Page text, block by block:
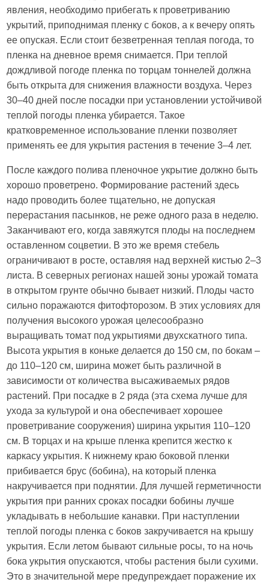
явления, необходимо прибегать к проветриванию
укрытий, приподнимая пленку с боков, а к вечеру опять
ее опуская. Если стоит безветренная теплая погода, то
пленка на дневное время снимается. При теплой
дождливой погоде пленка по торцам тоннелей должна
быть открыта для снижения влажности воздуха. Через
30–40 дней после посадки при установлении устойчивой
теплой погоды пленка убирается. Такое
кратковременное использование пленки позволяет
применять ее для укрытия растения в течение 3–4 лет.
После каждого полива пленочное укрытие должно быть
хорошо проветрено. Формирование растений здесь
надо проводить более тщательно, не допуская
перерастания пасынков, не реже одного раза в неделю.
Заканчивают его, когда завяжутся плоды на последнем
оставленном соцветии. В это же время стебель
ограничивают в росте, оставляя над верхней кистью 2–3
листа. В северных регионах нашей зоны урожай томата
в открытом грунте обычно бывает низкий. Плоды часто
сильно поражаются фитофторозом. В этих условиях для
получения высокого урожая целесообразно
выращивать томат под укрытиями двухскатного типа.
Высота укрытия в коньке делается до 150 см, по бокам –
до 110–120 см, ширина может быть различной в
зависимости от количества высаживаемых рядов
растений. При посадке в 2 ряда (эта схема лучше для
ухода за культурой и она обеспечивает хорошее
проветривание сооружения) ширина укрытия 110–120
см. В торцах и на крыше пленка крепится жестко к
каркасу укрытия. К нижнему краю боковой пленки
прибивается брус (бобина), на который пленка
накручивается при поднятии. Для лучшей герметичности
укрытия при ранних сроках посадки бобины лучше
укладывать в небольшие канавки. При наступлении
теплой погоды пленка с боков закручивается на крышу
укрытия. Если летом бывают сильные росы, то на ночь
бока укрытия опускаются, чтобы растения были сухими.
Это в значительной мере предупреждает поражение их